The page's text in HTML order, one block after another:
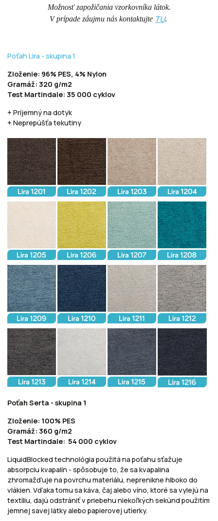
Možnosť zapožičania vzorkovníka látok.
V prípade záujmu nás kontaktujte TU.
Poťah Lira - skupina 1
Zloženie: 96% PES, 4% Nylon
Gramáž: 320 g/m2
Test Martindale: 35 000 cyklov
+ Príjemný na dotyk
+ Neprepúšťa tekutiny
Poťah Serta - skupina 1
Zloženie: 100% PES
Gramáž: 360 g/m2
Test Martindale: 54 000 cyklov
LiquidBlocked technológia použitá na poťahu sťažuje
absorpciu kvapalín - spôsobuje to, že sa kvapalina
zhromažďuje na povrchu materiálu, neprenikne hlboko do
vlákien. Vďaka tomu sa káva, čaj alebo víno, ktoré sa vylejú na
textíliu, dajú odstrániť v priebehu niekoľkých sekúnd použitím
jemnej savej látky alebo papierovej utierky.